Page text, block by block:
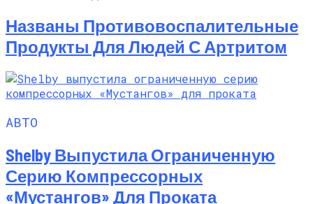
Названы Противовоспалительные
Продукты Для Людей С Артритом
АВТО
Shelby Выпустила Ограниченную
Серию Компрессорных
«Мустангов» Для Проката